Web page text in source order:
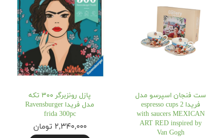
ست فنجان اسپرسو مدل
فریدا 2 espresso cups
with saucers MEXICAN
ART RED inspired by
Van Gogh
پازل رونزبرگر ۳۰۰ تکه
مدل فریدا Ravensburger‎
frida 300pc
۲,۳۴۰,۰۰۰ تومان